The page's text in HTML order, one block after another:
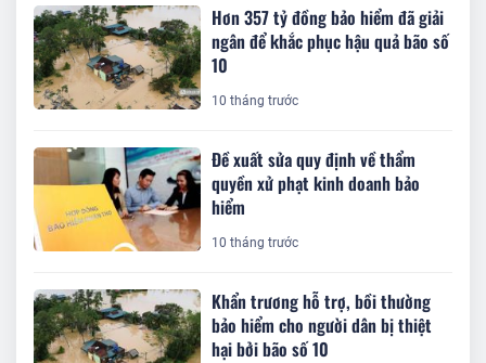
Hơn 357 tỷ đồng bảo hiểm đã giải
ngân để khắc phục hậu quả bão số
10
10 tháng trước
Đề xuất sửa quy định về thẩm
quyền xử phạt kinh doanh bảo
hiểm
10 tháng trước
Khẩn trương hỗ trợ, bồi thường
bảo hiểm cho người dân bị thiệt
hại bởi bão số 10